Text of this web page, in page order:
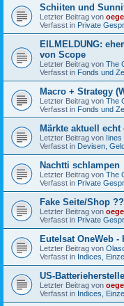
Schiiten und
Letzter Beitrag von
Verfasst in Private
EILMELDUNG:
von Scope
Letzter Beitrag von The
Verfasst in Fonds und
Macro + Strategy
Letzter Beitrag von The
Verfasst in Fonds und
Märkte aktuell echt
Letzter Beitrag von Iines
Verfasst in Devisen,
Nachtti schlampen
Letzter Beitrag von The
Verfasst in Private
Fake Seite/Shop
Letzter Beitrag von
Verfasst in Private
Eutelsat OneWeb
Letzter Beitrag von
Verfasst in Indices,
US-
Letzter Beitrag von
Verfasst in Indices,